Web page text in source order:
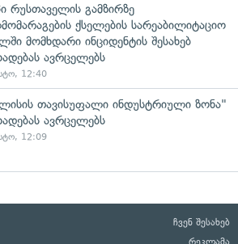
რუსთაველის გამზირზე
ქსელების სარეაბილიტაციო
მომხდარი ინციდენტის შესახებ
ავრცელებს
12:40
თავისუფალი ინდუსტრიული ზონა"
ავრცელებს
12:09
ჩვენ შესახებ
რეკლამა